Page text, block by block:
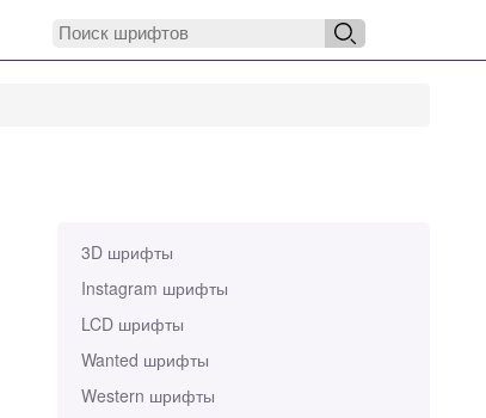
3D шрифты
Instagram шрифты
LCD шрифты
Wanted шрифты
Western шрифты